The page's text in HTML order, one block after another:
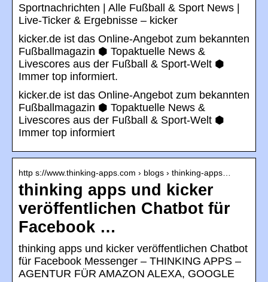
Sportnachrichten | Alle Fußball & Sport News |
Live-Ticker & Ergebnisse – kicker
kicker.de ist das Online-Angebot zum bekannten
Fußballmagazin ⬢ Topaktuelle News &
Livescores aus der Fußball & Sport-Welt ⬢
Immer top informiert.
kicker.de ist das Online-Angebot zum bekannten
Fußballmagazin ⬢ Topaktuelle News &
Livescores aus der Fußball & Sport-Welt ⬢
Immer top informiert
http s://www.thinking-apps.com › blogs › thinking-apps…
thinking apps und kicker
veröffentlichen Chatbot für
Facebook …
thinking apps und kicker veröffentlichen Chatbot
für Facebook Messenger – THINKING APPS –
AGENTUR FÜR AMAZON ALEXA, GOOGLE